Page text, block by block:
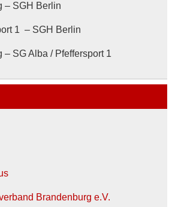
– SGH Berlin
1 – SGH Berlin
– SG Alba / Pfeffersport 1
Brandenburg e.V.